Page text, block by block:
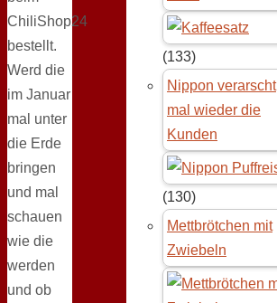
ChiliShop24
bestellt.
Werd die
im Januar
mal unter
die Erde
bringen
und mal
schauen
wie die
werden
und ob
(133)
Nippon verarscht
mal wieder die
Kunden
(130)
Mettbrötchen mit
Zwiebeln